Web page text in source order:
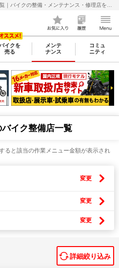
イクを
売る
メンテ
ナンス
コミュ
ニティ
イク整備店一覧
ると該当の作業メニュー金額が表示され
変更
変更
変更
詳細絞り込み